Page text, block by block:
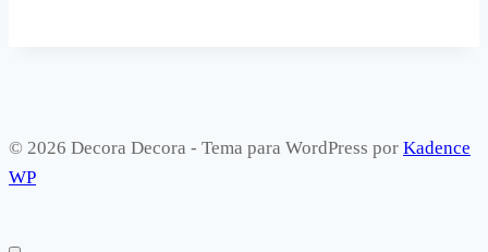
© 2026 Decora Decora - Tema para WordPress por Kadence
WP